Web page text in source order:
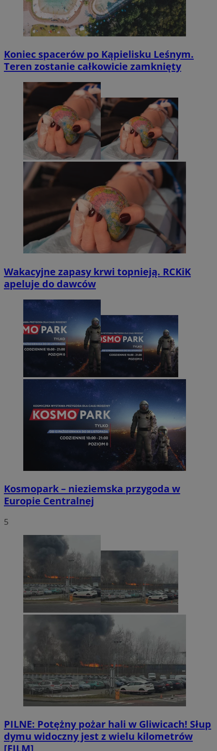
Koniec spacerów po Kąpielisku Leśnym.
Teren zostanie całkowicie zamknięty
Wakacyjne zapasy krwi topnieją. RCKiK
apeluje do dawców
Kosmopark – nieziemska przygoda w
Europie Centralnej
5
PILNE: Potężny pożar hali w Gliwicach! Słup
dymu widoczny jest z wielu kilometrów
[FILM]